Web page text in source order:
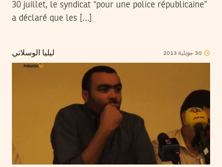
30 juillet, le syndicat “pour une police républicaine”
a déclaré que les […]
ليليا الوسلاتي 30 جويلية 2013